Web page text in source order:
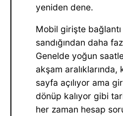
yeniden dene.
Mobil girişte
sandığından daha
Genelde yoğun
akşam aralıklarında,
sayfa açılıyor ama
dönüp kalıyor gibi
her zaman hesap